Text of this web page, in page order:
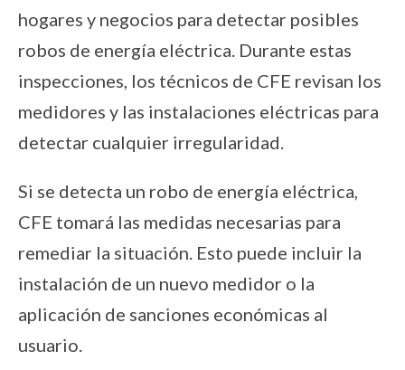
hogares y negocios para detectar posibles
robos de energía eléctrica. Durante estas
inspecciones, los técnicos de CFE revisan los
medidores y las instalaciones eléctricas para
detectar cualquier irregularidad.
Si se detecta un robo de energía eléctrica,
CFE tomará las medidas necesarias para
remediar la situación. Esto puede incluir la
instalación de un nuevo medidor o la
aplicación de sanciones económicas al
usuario.